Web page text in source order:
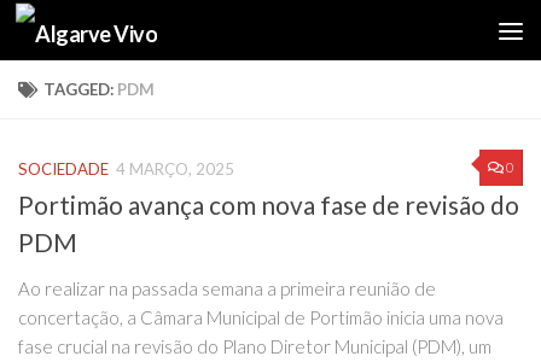
Skip to content
TAGGED: PDM
0
SOCIEDADE 4 MARÇO, 2025
Portimão avança com nova fase de revisão do
PDM
Ao realizar na passada semana a primeira reunião de
concertação, a Câmara Municipal de Portimão inicia uma nova
fase crucial na revisão do Plano Diretor Municipal (PDM), um